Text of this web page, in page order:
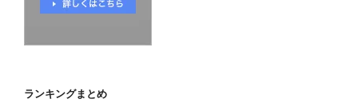
ランキングまとめ